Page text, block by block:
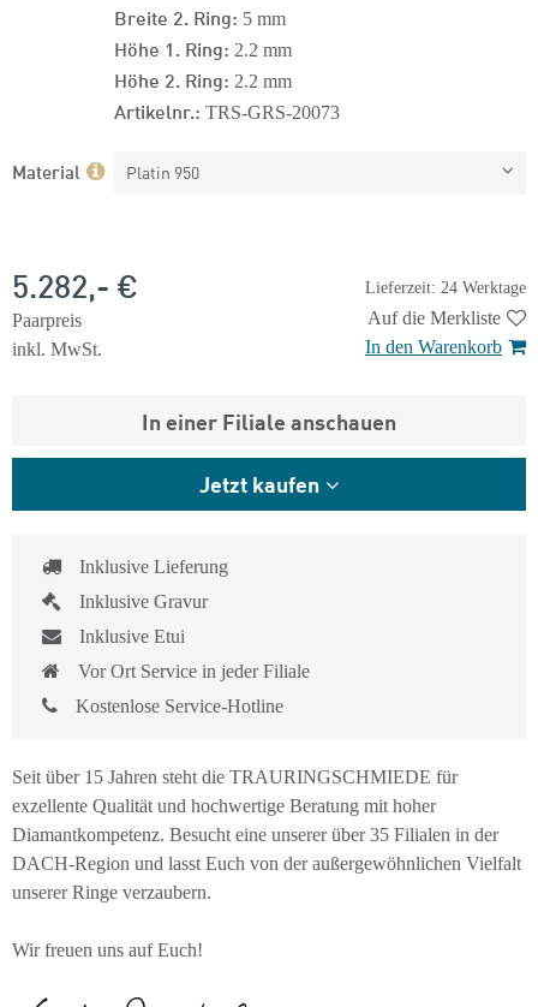
Breite 2. Ring: 5 mm
Höhe 1. Ring: 2.2 mm
Höhe 2. Ring: 2.2 mm
Artikelnr.: TRS-GRS-20073
Material Platin 950
Lieferzeit: 24 Werktage
5.282,- €
Paarpreis
inkl. MwSt.
Auf die Merkliste
In den Warenkorb
In einer Filiale anschauen
Jetzt kaufen
Inklusive Lieferung
Inklusive Gravur
Inklusive Etui
Vor Ort Service in jeder Filiale
Kostenlose Service-Hotline
Seit über 15 Jahren steht die TRAURINGSCHMIEDE für
exzellente Qualität und hochwertige Beratung mit hoher
Diamantkompetenz. Besucht eine unserer über 35 Filialen in der
DACH-Region und lasst Euch von der außergewöhnlichen Vielfalt
unserer Ringe verzaubern.
Wir freuen uns auf Euch!